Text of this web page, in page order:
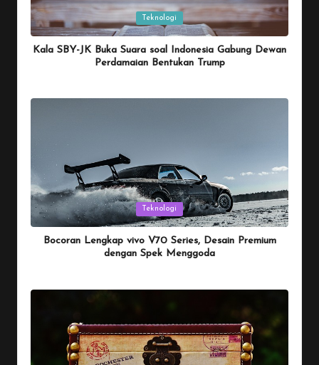
in
Teknologi
Kala SBY-JK Buka Suara soal Indonesia Gabung Dewan
Perdamaian Bentukan Trump
Posted
Teknologi
Bocoran Lengkap vivo V70 Series, Desain Premium
dengan Spek Menggoda